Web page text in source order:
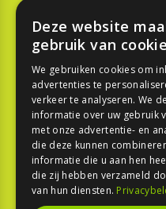
KOOPGIDS
TESTEN
SPORT
REPORTAGE
TOUREN
Deze website
gebruik van
We gebruiken cookies om
advertenties te
verkeer te analyseren. We
informatie over uw gebruik
met onze advertentie- en
die deze kunnen
informatie die u aan hen
die zij hebben verzameld
van hun diensten.